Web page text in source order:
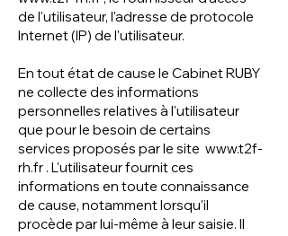
de l'utilisateur, l'adresse de protocole
Internet (IP) de l'utilisateur.
En tout état de cause le Cabinet RUBY
ne collecte des informations
personnelles relatives à l'utilisateur
que pour le besoin de certains
services proposés par le site www.t2f-
rh.fr . L'utilisateur fournit ces
informations en toute connaissance
de cause, notamment lorsqu'il
procède par lui-même à leur saisie. Il